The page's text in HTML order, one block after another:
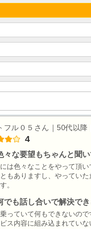
フル０５さん｜50代以
4
々な要望もちゃんと聞
は色々なことをやって頂
もありますし、やってい
。
でも話し合いで解決で
っていて何もできないの
ス内容に組み込まれてい